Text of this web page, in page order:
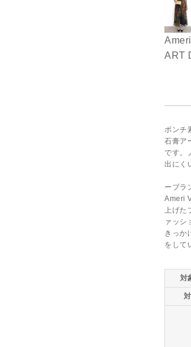
ART
ポンチ
石膏ア
です。
出にく
ーブラ
Ameri
上げ
ァッシ
きっか
をして
対